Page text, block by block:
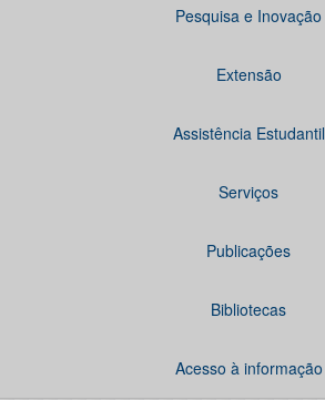
Pesquisa e Inovação
Extensão
Assistência Estudantil
Serviços
Publicações
Bibliotecas
Acesso à informação